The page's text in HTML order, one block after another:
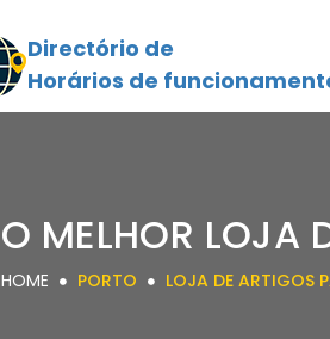
Directório de
Horários de
O MELHOR LOJA
HOME PORTO LOJA DE ARTIGOS